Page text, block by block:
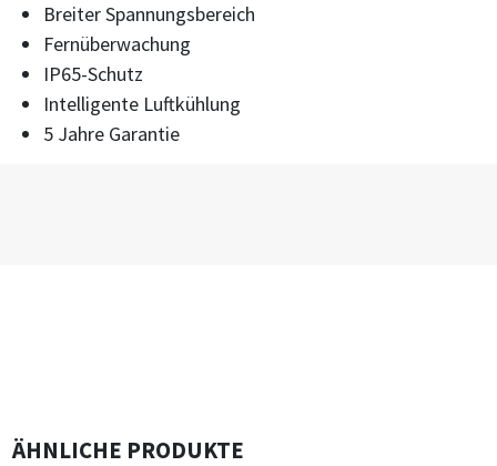
Breiter Spannungsbereich
Fernüberwachung
IP65-Schutz
Intelligente Luftkühlung
5 Jahre Garantie
ÄHNLICHE PRODUKTE